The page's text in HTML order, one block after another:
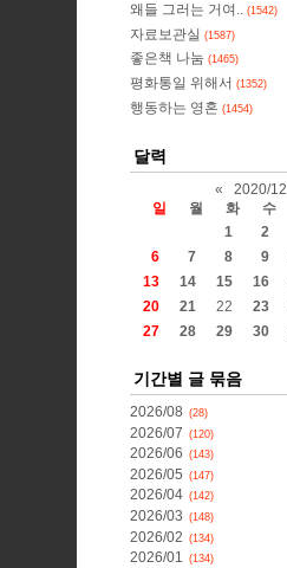
왜들 그러는 거여.. (1542)
자료보관실 (1587)
좋은책 나눔 (1465)
평화통일 위해서 (1352)
행동하는 영혼 (1454)
달력
« 2020/12
일
월 화 수
1
2
6
7 8 9
13
14 15 16
20
21 22 23
27
28 29 30
기간별 글 묶음
2026/08 (28)
2026/07 (120)
2026/06 (143)
2026/05 (147)
2026/04 (142)
2026/03 (148)
2026/02 (134)
2026/01 (134)